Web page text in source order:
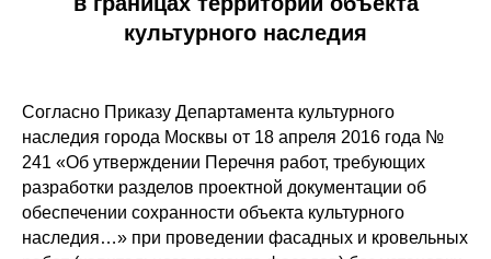
культурного наследия
Согласно Приказу Департамента культурного
наследия города Москвы от 18 апреля 2016 года №
241 «Об утверждении Перечня работ, требующих
разработки разделов проектной документации об
обеспечении сохранности объекта культурного
наследия…» при проведении фасадных и кровельных